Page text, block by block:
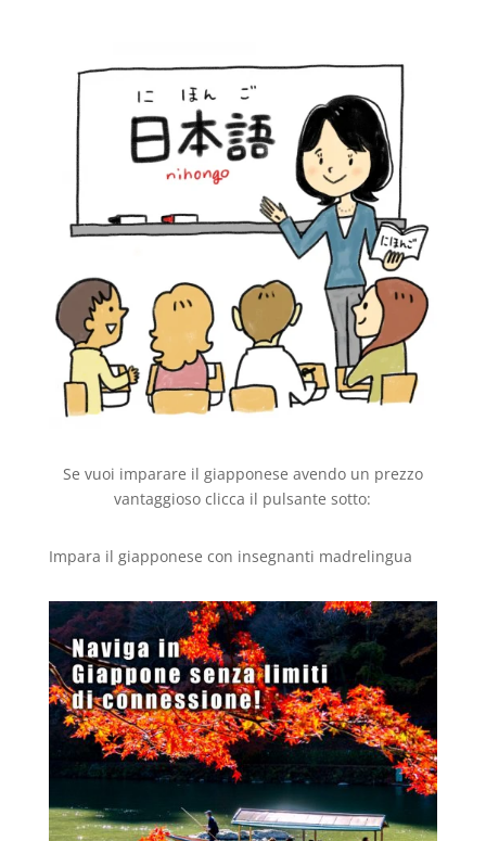
Se vuoi imparare il giapponese avendo un prezzo
vantaggioso clicca il pulsante sotto:
Impara il giapponese con insegnanti madrelingua